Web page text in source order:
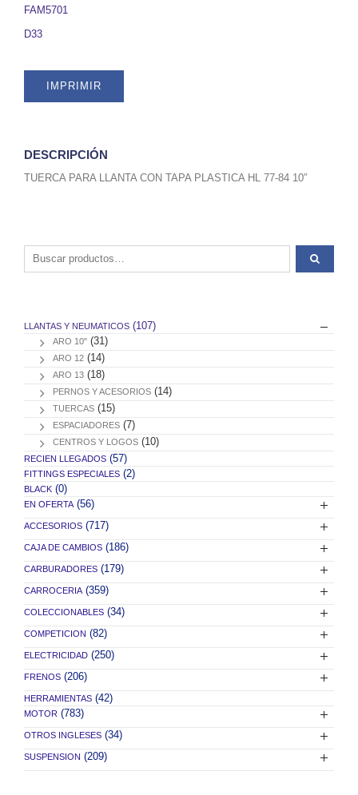
77-
10".
FAM5701
quantity
FAM5701
D33
IMPRIMIR
DESCRIPCIÓN
TUERCA PARA LLANTA CON TAPA PLASTICA HL 77-84 10″
Buscar por:
LLANTAS Y NEUMATICOS (107)
ARO 10" (31)
ARO 12 (14)
ARO 13 (18)
PERNOS Y ACESORIOS (14)
TUERCAS (15)
ESPACIADORES (7)
CENTROS Y LOGOS (10)
RECIEN LLEGADOS (57)
FITTINGS ESPECIALES (2)
BLACK (0)
EN OFERTA (56)
ACCESORIOS (717)
CAJA DE CAMBIOS (186)
CARBURADORES (179)
CARROCERIA (359)
COLECCIONABLES (34)
COMPETICION (82)
ELECTRICIDAD (250)
FRENOS (206)
HERRAMIENTAS (42)
MOTOR (783)
OTROS INGLESES (34)
SUSPENSION (209)